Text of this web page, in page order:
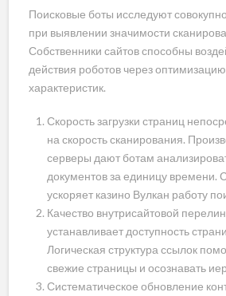
Поисковые боты исследуют
при выявлении значимости
Собственники сайтов способны
действия роботов через
характеристик.
Скорость загрузки страниц
на скорость сканирования.
серверы дают ботам
документов за единицу времени.
ускоряет казино Вулкан работу
Качество внутрисайтовой
устанавливает доступность
Логическая структура ссылок
свежие страницы и осознавать
Систематическое обновление